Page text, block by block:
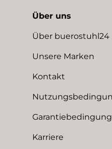
Über uns
Über buerostuhl24
Unsere Marken
Kontakt
Karriere